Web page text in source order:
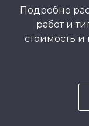
Подробно
работ и
стоимость